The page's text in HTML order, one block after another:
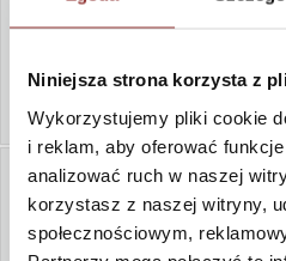
Niniejsza strona korzysta z
Wykorzystujemy pliki cookie
i reklam, aby oferować
analizować ruch w naszej
korzystasz z naszej witryny,
społecznościowym,
PG 1010
czekolada
matowy
Logo hotprint z
10,00 zł
logo tłoczone
6 KOLOR LOGO